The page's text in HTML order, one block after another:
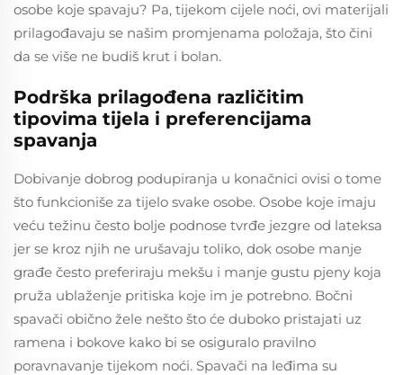
osobe koje spavaju? Pa, tijekom cijele noći, ovi materijali
prilagođavaju se našim promjenama položaja, što čini
da se više ne budiš krut i bolan.
Podrška prilagođena različitim
tipovima tijela i preferencijama
spavanja
Dobivanje dobrog podupiranja u konačnici ovisi o tome
što funkcioniše za tijelo svake osobe. Osobe koje imaju
veću težinu često bolje podnose tvrđe jezgre od lateksa
jer se kroz njih ne urušavaju toliko, dok osobe manje
građe često preferiraju mekšu i manje gustu pjenу koja
pruža ublaženje pritiska koje im je potrebno. Bočni
spavači obično žele nešto što će duboko pristajati uz
ramena i bokove kako bi se osiguralo pravilno
poravnavanje tijekom noći. Spavači na leđima su